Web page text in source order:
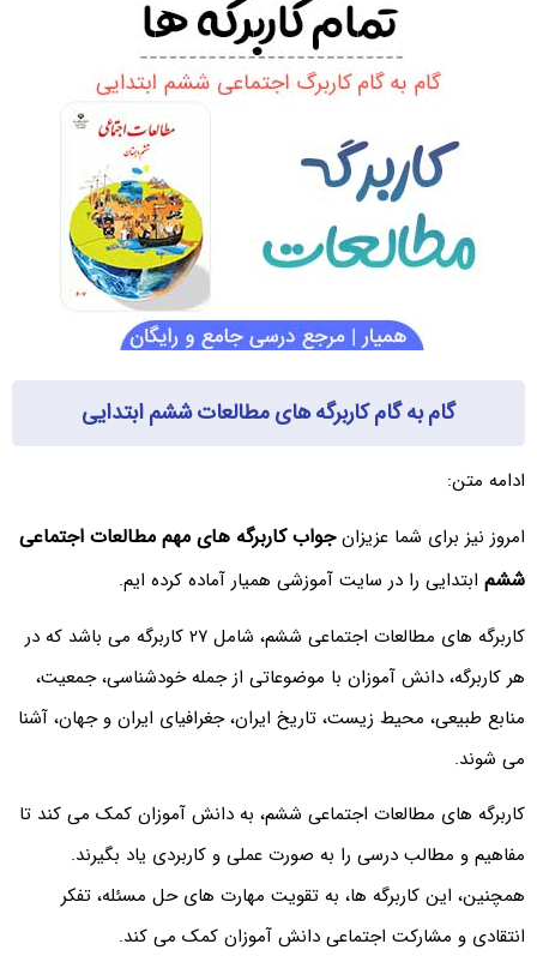
گام به گام کاربرگه های مطالعات ششم ابتدایی
ادامه متن:
امروز نیز برای شما عزیزانجواب کاربرگه های مهم مطالعات اجتماعی
ششم ابتدایی را در سایت آموزشی همیار آماده کرده ایم.
کاربرگه های مطالعات اجتماعی ششم، شامل ۲۷ کاربرگه می باشد که در
هر کاربرگه، دانش آموزان با موضوعاتی از جمله خودشناسی، جمعیت،
منابع طبیعی، محیط زیست، تاریخ ایران، جغرافیای ایران و جهان، آشنا
می شوند.
کاربرگه های مطالعات اجتماعی ششم، به دانش آموزان کمک می کند تا
مفاهیم و مطالب درسی را به صورت عملی و کاربردی یاد بگیرند.
همچنین، این کاربرگه ها، به تقویت مهارت های حل مسئله، تفکر
انتقادی و مشارکت اجتماعی دانش آموزان کمک می کند.